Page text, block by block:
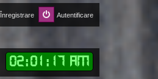
Autentificare
Înregistrare
02:01 : 19 AM